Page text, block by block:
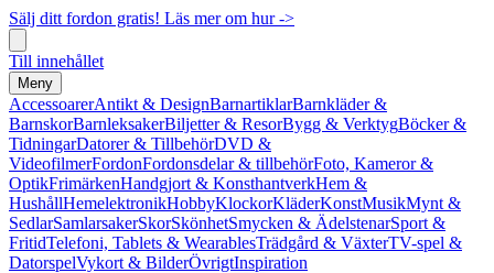
Sälj ditt fordon gratis! Läs mer om hur ->
Till innehållet
Meny
AccessoarerAntikt & DesignBarnartiklarBarnkläder &
BarnskorBarnleksakerBiljetter & ResorBygg & VerktygBöcker &
TidningarDatorer & TillbehörDVD &
VideofilmerFordonFordonsdelar & tillbehörFoto, Kameror &
OptikFrimärkenHandgjort & KonsthantverkHem &
HushållHemelektronikHobbyKlockorKläderKonstMusikMynt &
SedlarSamlarsakerSkorSkönhetSmycken & ÄdelstenarSport &
FritidTelefoni, Tablets & WearablesTrädgård & VäxterTV-spel &
DatorspelVykort & BilderÖvrigtInspiration